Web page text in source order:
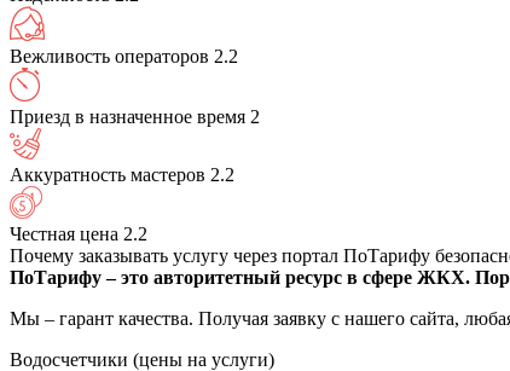
Вежливость операторов 2.2
Приезд в назначенное время 2
Аккуратность мастеров 2.2
Честная цена 2.2
Почему заказывать услугу через портал ПоТарифу
ПоТарифу – это авторитетный ресурс в сфере ЖКХ.
Мы – гарант качества. Получая заявку с нашего сайта,
Водосчетчики (цены на услуги)